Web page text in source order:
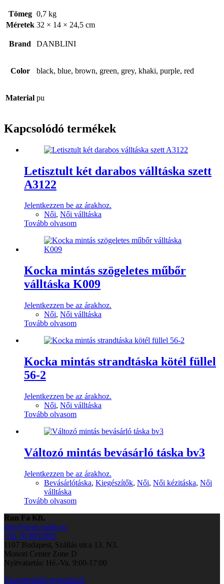
Tömeg 0,7 kg
Méretek 32 × 14 × 24,5 cm
Brand DANBLINI
Color black, blue, brown, green, grey, khaki, purple, red
Material pu
Kapcsolódó termékek
Letisztult két darabos válltáska szett
A3122
Jelentkezzen be az árakhoz.
Női, Női válltáska
Tovább olvasom
Kocka mintás szögeletes műbőr
válltáska K009
Jelentkezzen be az árakhoz.
Női, Női válltáska
Tovább olvasom
Kocka mintás strandtáska kötél füllel
56-2
Jelentkezzen be az árakhoz.
Női, Női válltáska
Tovább olvasom
Változó mintás bevásárló táska bv3
Jelentkezzen be az árakhoz.
Bevásárlótáska, Kiegészítők, Női, Női kézitáska, Női
válltáska
Tovább olvasom
Run Fa Kft.
info@bags-runfa.eu
+36 70 8855905
1107 Budapest, Szállás utca 13. N3.
Monori Center Zone D
Nyitvatartás: Hé.-Va. 9:00-17:00
Viszonteladói regisztráció